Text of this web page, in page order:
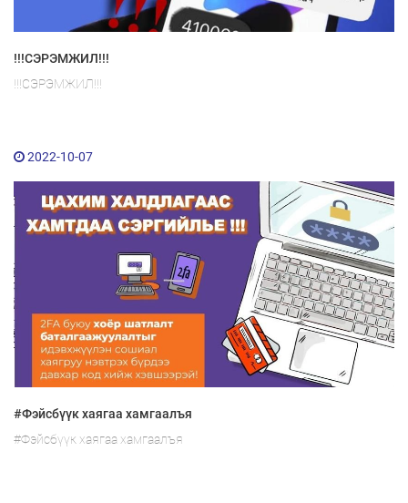
!!!СЭРЭМЖИЛ!!!
!!!СЭРЭМЖИЛ!!!
2022-10-07
#Фэйсбүүк хаягаа хамгаалъя
#Фэйсбүүк хаягаа хамгаалъя